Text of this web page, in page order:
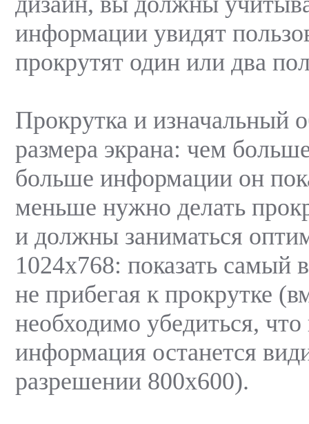
информации увидят
прокрутят один или два
Прокрутка и изначальный
размера экрана: чем
больше информации он
меньше нужно делать
и должны заниматься
1024х768: показать самый
не прибегая к прокрутке
необходимо убедиться, что
информация останется
разрешении 800х600).